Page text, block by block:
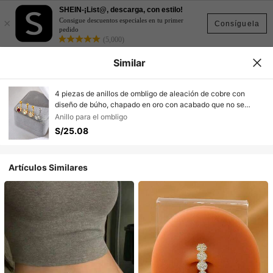
Consíguela
×
SHEIN-¡List@, descarga, con estilo!
Consigue descuentos especiales en tu primer
pedido
(5,000)
Similar
4 piezas de anillos de ombligo de aleación de cobre con
diseño de búho, chapado en oro con acabado que no se
desvanece, adecuado para uso diario, fiestas, bodas, Día de
la Madre, vacaciones de las mujeres
Anillo para el ombligo
S/25.08
Artículos Similares